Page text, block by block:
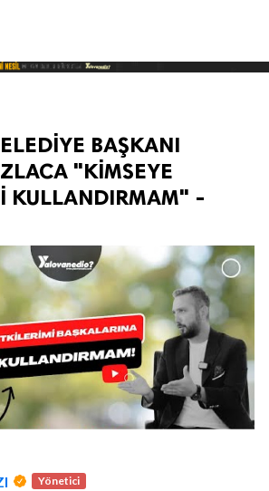
BAŞKANI
"KİMSEYE
KULLANDIRMAM" -
Yönetici